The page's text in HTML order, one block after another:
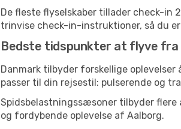
De fleste flyselskaber tillader check-in
trinvise check-in-instruktioner, så du
Bedste tidspunkter at flyve fra
Danmark tilbyder forskellige
passer til din rejsestil: pulserende og
Spidsbelastningssæsoner tilbyder flere
og fordybende oplevelse af Aalborg.